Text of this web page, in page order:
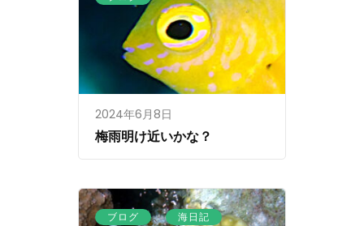
2024年6月8日
梅雨明け近いかな？
ブログ 、 海日記